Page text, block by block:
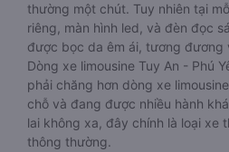
thường một chút. Tuy nhiên tại
riêng, màn hình led, và đèn đọc
được bọc da êm ái, tương đương
Dòng xe limousine Tuy An - Phú
phải chăng hơn dòng xe
chỗ và đang được nhiều hành
lai không xa, đây chính là loại xe
thông thường.